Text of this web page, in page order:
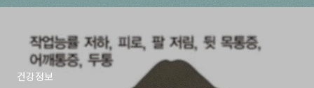
건강정보